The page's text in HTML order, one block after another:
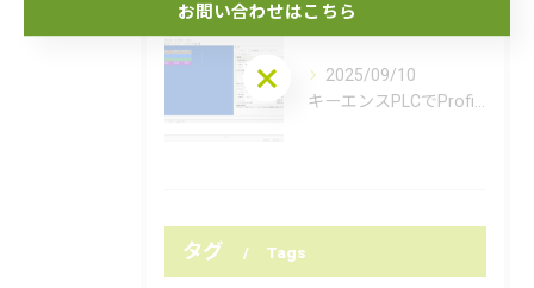
2025/09/10
タグ Tags
お問い合わせはこちら
お問い合わせはこちら